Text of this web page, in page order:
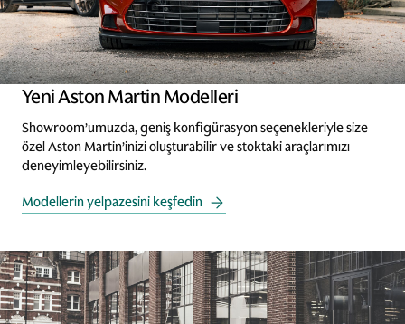
Yeni Aston Martin Modelleri
Showroom’umuzda, geniş konfigürasyon seçenekleriyle size
özel Aston Martin’inizi oluşturabilir ve stoktaki araçlarımızı
deneyimleyebilirsiniz.
Modellerin yelpazesini keşfedin